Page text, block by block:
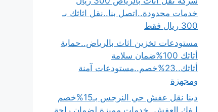
خدمات محدودة..اتصل بنا..نقل اثاثك بـ
300 ريال فقط
مستودعات تخزين اثاث بالرياض..حماية
أثاثك 100%ضمان سلامة
أثاثك..23%خصم..مستودعات آمنة
ومجهزة
دينا نقل عفش حي النرجس بـ15%خصم
لـفك العفش..خدمات مميزة لضمان راحة